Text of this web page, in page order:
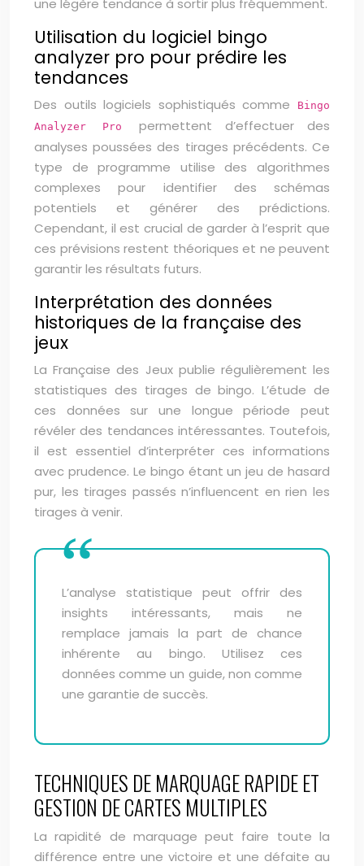
une légère tendance à sortir plus fréquemment.
Utilisation du logiciel bingo
analyzer pro pour prédire les
tendances
Des outils logiciels sophistiqués comme
Bingo
Analyzer Pro permettent d’effectuer des
analyses poussées des tirages précédents. Ce
type de programme utilise des algorithmes
complexes pour identifier des schémas
potentiels et générer des prédictions.
Cependant, il est crucial de garder à l’esprit que
ces prévisions restent théoriques et ne peuvent
garantir les résultats futurs.
Interprétation des données
historiques de la française des
jeux
La Française des Jeux publie régulièrement les
statistiques des tirages de bingo. L’étude de
ces données sur une longue période peut
révéler des tendances intéressantes. Toutefois,
il est essentiel d’interpréter ces informations
avec prudence. Le bingo étant un jeu de hasard
pur, les tirages passés n’influencent en rien les
tirages à venir.
L’analyse statistique peut offrir des
insights intéressants, mais ne
remplace jamais la part de chance
inhérente au bingo. Utilisez ces
données comme un guide, non comme
une garantie de succès.
TECHNIQUES DE MARQUAGE RAPIDE ET
GESTION DE CARTES MULTIPLES
La rapidité de marquage peut faire toute la
différence entre une victoire et une défaite au